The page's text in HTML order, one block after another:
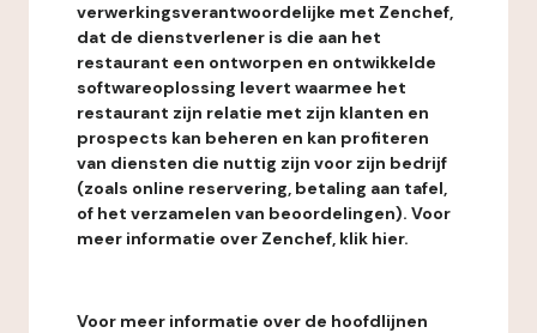
verwerkingsverantwoordelijke met Zenchef,
dat de dienstverlener is die aan het
restaurant een ontworpen en ontwikkelde
softwareoplossing levert waarmee het
restaurant zijn relatie met zijn klanten en
prospects kan beheren en kan profiteren
van diensten die nuttig zijn voor zijn bedrijf
(zoals online reservering, betaling aan tafel,
of het verzamelen van beoordelingen). Voor
meer informatie over Zenchef, klik hier.
Voor meer informatie over de hoofdlijnen